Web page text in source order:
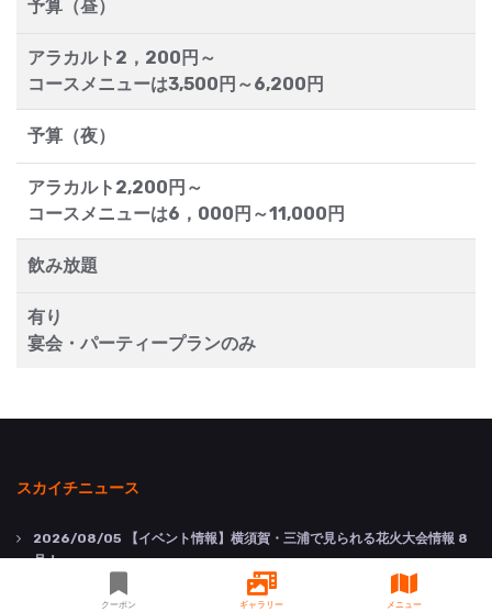
予算（昼）
アラカルト2，200円～
コースメニューは3,500円～6,200円
予算（夜）
アラカルト2,200円～
コースメニューは6，000円～11,000円
飲み放題
有り
宴会・パーティープランのみ
クーポン ギャラリー メニュー
スカイチニュース
2026/08/05 【イベント情報】横須賀・三浦で見られる花火大会情報 8
月！
2026/08/05【ピックアップ新着情報】横須賀で楽しむ夏・8月のお出